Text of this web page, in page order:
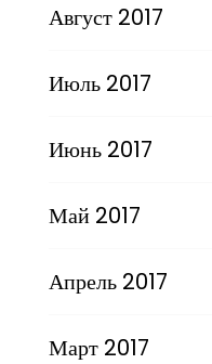
Август 2017
Июль 2017
Июнь 2017
Май 2017
Апрель 2017
Март 2017